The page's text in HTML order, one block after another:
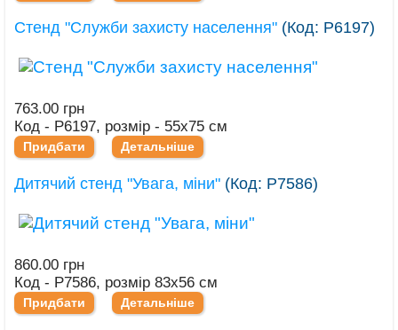
Стенд "Служби захисту населення" (Код: Р6197)
763.00 грн
Код - Р6197, розмір - 55х75 см
Придбати Детальніше
Дитячий стенд "Увага, міни" (Код: Р7586)
860.00 грн
Код - Р7586, розмір 83х56 см
Придбати Детальніше